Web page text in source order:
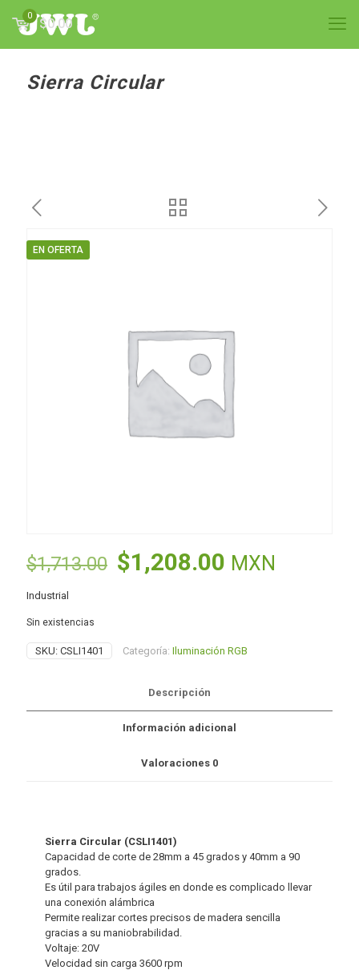
0
$0.00
Sierra Circular
EN OFERTA
$1,713.00 El
$1,713.00.
$1,208.00 El
$1,208.00.
MXN
Industrial
Sin existencias
SKU: CSLI1401 Categoría: Iluminación RGB
Descripción
Información adicional
Valoraciones 0
Sierra Circular (CSLI1401)
Capacidad de corte de 28mm a 45 grados y 40mm a 90
grados.
Es útil para trabajos ágiles en donde es complicado llevar
una conexión alámbrica
Permite realizar cortes precisos de madera sencilla
gracias a su maniobrabilidad.
Voltaje: 20V
Velocidad sin carga 3600 rpm